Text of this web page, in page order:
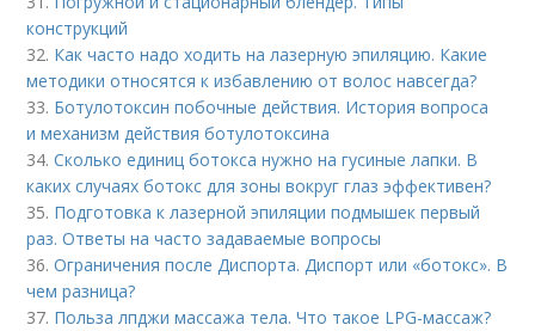
конструкций
32. Как часто надо ходить на лазерную эпиляцию. Какие
методики относятся к избавлению от волос навсегда?
33. Ботулотоксин побочные действия. История вопроса
и механизм действия ботулотоксина
34.Сколько единиц ботокса нужно на гусиные лапки. В
каких случаях ботокс для зоны вокруг глаз эффективен?
35. Подготовка к лазерной эпиляции подмышек первый
раз. Ответы на часто задаваемые вопросы
36.Ограничения после Диспорта. Диспорт или «ботокс». В
чем разница?
37. Польза лпджи массажа тела. Что такое LPG-массаж?